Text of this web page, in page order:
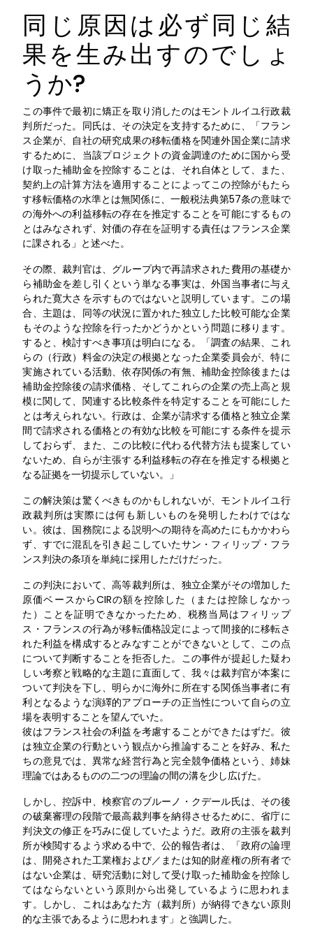
同じ原因は必ず同じ結
果を生み出すのでしょ
うか?
この事件で最初に矯正を取り消したのはモントルイユ行政裁
判所だった。同氏は、その決定を支持するために、「フラン
ス企業が、自社の研究成果の移転価格を関連外国企業に請求
するために、当該プロジェクトの資金調達のために国から受
け取った補助金を控除することは、それ自体として、また、
契約上の計算方法を適用することによってこの控除がもたら
す移転価格の水準とは無関係に、一般税法典第57条の意味で
の海外への利益移転の存在を推定することを可能にするもの
とはみなされず、対価の存在を証明する責任はフランス企業
に課される」と述べた。
その際、裁判官は、グループ内で再請求された費用の基礎か
ら補助金を差し引くという単なる事実は、外国当事者に与え
られた寛大さを示すものではないと説明しています。この場
合、主題は、同等の状況に置かれた独立した比較可能な企業
もそのような控除を行ったかどうかという問題に移ります。
すると、検討すべき事項は明白になる。「調査の結果、これ
らの（行政）料金の決定の根拠となった企業委員会が、特に
実施されている活動、依存関係の有無、補助金控除後または
補助金控除後の請求価格、そしてこれらの企業の売上高と規
模に関して、関連する比較条件を特定することを可能にした
とは考えられない。行政は、企業が請求する価格と独立企業
間で請求される価格との有効な比較を可能にする条件を提示
しておらず、また、この比較に代わる代替方法も提案してい
ないため、自らが主張する利益移転の存在を推定する根拠と
なる証拠を一切提示していない。」
この解決策は驚くべきものかもしれないが、モントルイユ行
政裁判所は実際には何も新しいものを発明したわけではな
い。彼は、国務院による説明への期待を高めたにもかかわら
ず、すでに混乱を引き起こしていたサン・フィリップ・フラ
ンス判決の条項を単純に採用しただけだった。
この判決において、高等裁判所は、独立企業がその増加した
原価ベースからCIRの額を控除した（または控除しなかっ
た）ことを証明できなかったため、税務当局はフィリップ
ス・フランスの行為が移転価格設定によって間接的に移転さ
れた利益を構成するとみなすことができないとして、この点
について判断することを拒否した。この事件が提起した疑わ
しい考察と戦略的な主題に直面して、我々は裁判官が本案に
ついて判決を下し、明らかに海外に所在する関係当事者に有
利となるような演繹的アプローチの正当性について自らの立
場を表明することを望んでいた。
彼はフランス社会の利益を考慮することができたはずだ。彼
は独立企業の行動という観点から推論することを好み、私た
ちの意見では、異常な経営行為と完全競争価格という、姉妹
理論ではあるものの二つの理論の間の溝を少し広げた。
しかし、控訴中、検察官のブルーノ・クデール氏は、その後
の破棄審理の段階で最高裁判事を納得させるために、省庁に
判決文の修正を巧みに促していたようだ。政府の主張を裁判
所が検閲するよう求める中で、公的報告者は、「政府の論理
は、開発された工業権および／または知的財産権の所有者で
はない企業は、研究活動に対して受け取った補助金を控除し
てはならないという原則から出発しているように思われま
す。しかし、これはあなた方（裁判所）が納得できない原則
的な主張であるように思われます」と強調した。